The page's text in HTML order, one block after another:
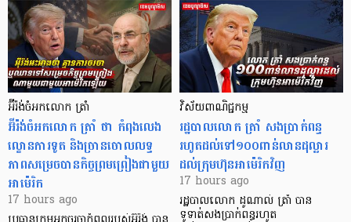
អ៊ីរ៉ង់ចំអកលោក ត្រាំ
អ៊ីរ៉ង់ចំអកលោក ត្រាំ ថា កំពុងលេង
ល្ខោនការទូត និងច្រានចោលលទ្ធ
ភាពសម្រេចបានកិច្ចព្រមព្រៀងជាមួយ
អាម៉េរិក
17 hours ago
វិស័យ​ពាណិជ្ជកម្ម
រដ្ឋបាលលោក ត្រាំ សងប្រាក់ពន្ធ
រហូតដល់ទៅ១០០ពាន់លានដុល្លារ
ដល់ក្រុមហ៊ុនអាម៉េរិកវិញ
17 hours ago
រដ្ឋបាលលោក ដូណាល់ ត្រាំ បាន​
ទូទាត់សងប្រាក់ពន្ធរហូត